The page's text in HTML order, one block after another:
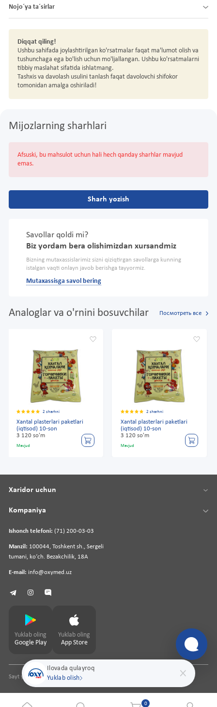
Nojo´ya ta´sirlar
Diqqat qiling!
Ushbu sahifada joylashtirilgan ko'rsatmalar faqat ma'lumot olish va
tushunchaga ega bo'lish uchun mo'ljallangan. Ushbu ko'rsatmalarni
tibbiy maslahat sifatida ishlatmang.
Tashxis va davolash usulini tanlash faqat davolovchi shifokor
tomonidan amalga oshiriladi!
Mijozlarning sharhlari
Afsuski, bu mahsulot uchun hali hech qanday sharhlar mavjud
emas.
Sharh yozish
Savollar qoldi mi?
Biz yordam bera olishimizdan xursandmiz
Bizning mutaxassislarimiz sizni qiziqtirgan savollarga kunning
istalgan vaqti onlayn javob berishga tayyormiz.
Mutaxassisga savol bering
Analoglar va o'rnini bosuvchilar Посмотреть все
2 sharhni
Xantal plasterlari paketlari
(iqtisod) 10-son
3 120 so'm
Mavjud
2 sharhni
Xantal plasterlari paketlari
(iqtisod) 10-son
3 120 so'm
Mavjud
Ilovada qulayroq
Yuklab olish
Ishonch telefoni: (71) 200-03-03
Manzil: 100044, Toshkent sh., Sergeli
tumani, koʻch. Bezakchilik, 18A
E-mail: info@oxymed.uz
Xaridor uchun
Kompaniya
Yuklab oling
Google Play
Yuklab oling
App Store
Sayt yaratuvchipharmit.uz
0